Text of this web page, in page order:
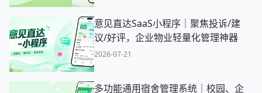
意见直达SaaS小程序｜聚焦投诉/建
议/好评，企业物业轻量化管理神器
2026-07-21
多功能通用宿舍管理系统｜校园、企